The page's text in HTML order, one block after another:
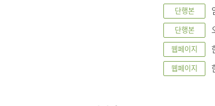
단행본
단행본
웹페이지
웹페이지